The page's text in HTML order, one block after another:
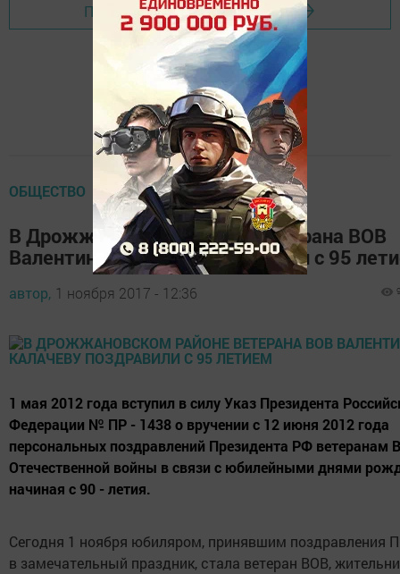
Перейти на страницу новости
ОБЩЕСТВО
В Дрожжановском районе ветерана ВОВ
Валентину Калачеву поздравили с 95
автор, 1 ноября 2017 - 12:36
1 мая 2012 года вступил в силу Указ Президента
Федерации № ПР - 1438 о вручении с 12 июня 2012 года
персональных поздравлений Президента РФ ветеранам
Отечественной войны в связи с юбилейными днями
начиная с 90 - летия.
Сегодня 1 ноября юбиляром, принявшим поздравления
в замечательный праздник, стала ветеран ВОВ,